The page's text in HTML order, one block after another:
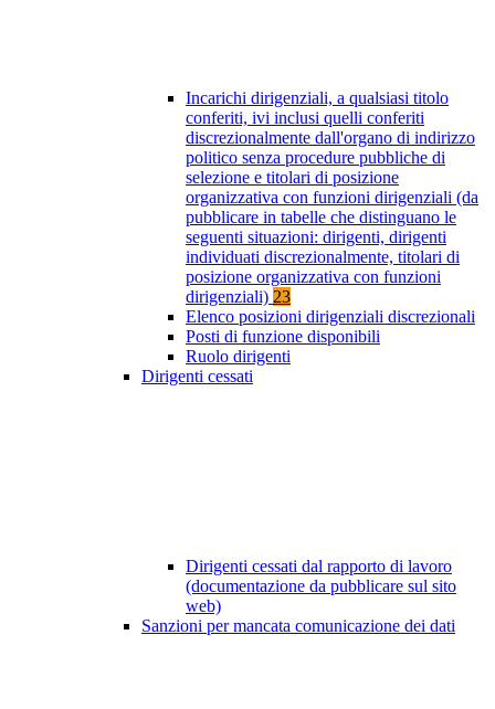
Incarichi dirigenziali, a qualsiasi titolo
conferiti, ivi inclusi quelli conferiti
discrezionalmente dall'organo di indirizzo
politico senza procedure pubbliche di
selezione e titolari di posizione
organizzativa con funzioni dirigenziali (da
pubblicare in tabelle che distinguano le
seguenti situazioni: dirigenti, dirigenti
individuati discrezionalmente, titolari di
posizione organizzativa con funzioni
dirigenziali) 23
Elenco posizioni dirigenziali discrezionali
Posti di funzione disponibili
Ruolo dirigenti
Dirigenti cessati
Dirigenti cessati dal rapporto di lavoro
(documentazione da pubblicare sul sito
web)
Sanzioni per mancata comunicazione dei dati